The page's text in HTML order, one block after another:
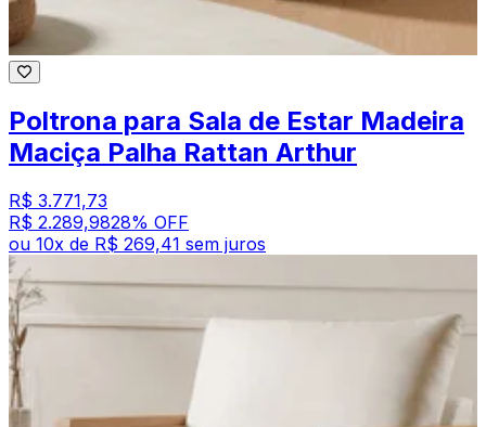
Poltrona para Sala de Estar Madeira
Maciça Palha Rattan Arthur
R$ 3.771,73
R$ 2.289,9828% OFF
ou 10x de R$ 269,41 sem juros